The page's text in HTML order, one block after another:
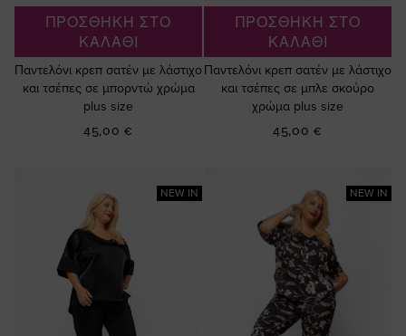
ΠΡΟΣΘΗΚΗ ΣΤΟ
ΚΑΛΑΘΙ
Παντελόνι κρεπ σατέν με λάστιχο
και τσέπες σε μπορντώ χρώμα
plus size
45,00 €
ΠΡΟΣΘΗΚΗ ΣΤΟ
ΚΑΛΑΘΙ
Παντελόνι κρεπ σατέν με λάστιχο
και τσέπες σε μπλε σκούρο
χρώμα plus size
45,00 €
NEW IN NEW IN